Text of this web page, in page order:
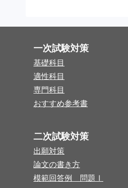
一次試験対策
基礎科目
適性科目
専門科目
おすすめ参考書
二次試験対策
出願対策
論文の書き方
模範回答例 問題Ⅰ